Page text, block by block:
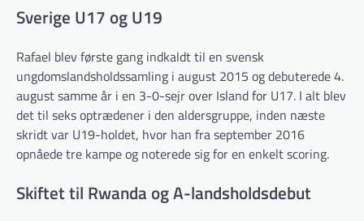
Sverige U17 og U19
Rafael blev første gang indkaldt til en svensk
ungdomslandsholdssamling i august 2015 og debuterede 4.
august samme år i en 3-0-sejr over Island for U17. I alt blev
det til seks optrædener i den aldersgruppe, inden næste
skridt var U19-holdet, hvor han fra september 2016
opnåede tre kampe og noterede sig for en enkelt scoring.
Skiftet til Rwanda og A-landsholdsdebut